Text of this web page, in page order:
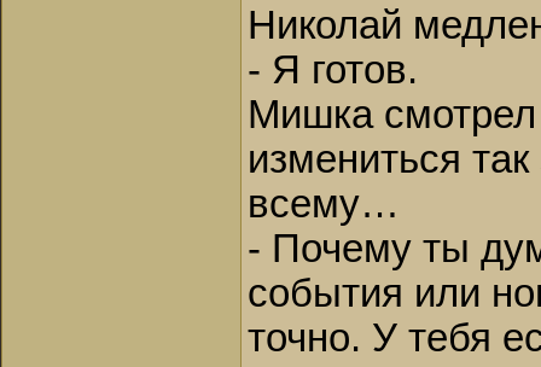
Николай
- Я готов.
Мишка смотрел
измениться
всему…
- Почему ты
события или
точно. У тебя